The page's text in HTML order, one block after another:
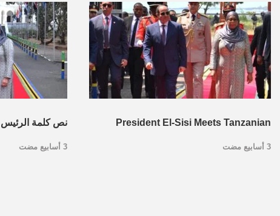
President El-Sisi Meets Tanzanian
3 أسابيع مضت
نص كلمة
3 أسابيع مضت